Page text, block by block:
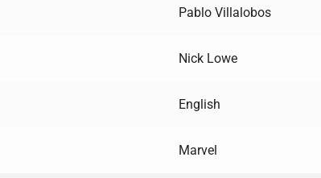
Pablo Villalobos
Nick Lowe
English
Marvel